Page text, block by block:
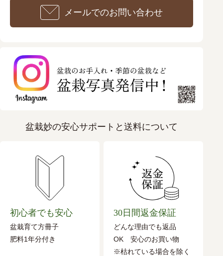
メールでのお問い合わせ
盆栽妙の安心サポートと送料について
初心者でも安心
盆栽育て方冊子
肥料1年分付き
30日間返金保証
どんな理由でも返品
OK 安心のお買い物
※枯れている場合を除く